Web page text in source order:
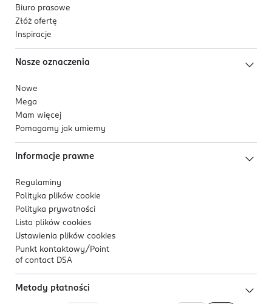
Biuro prasowe
Złóż ofertę
Inspiracje
Nasze oznaczenia
Nowe
Mega
Mam więcej
Pomagamy jak umiemy
Informacje prawne
Regulaminy
Polityka plików cookie
Polityka prywatności
Lista plików cookies
Ustawienia plików cookies
Punkt kontaktowy/ Point
of contact DSA
Metody płatności